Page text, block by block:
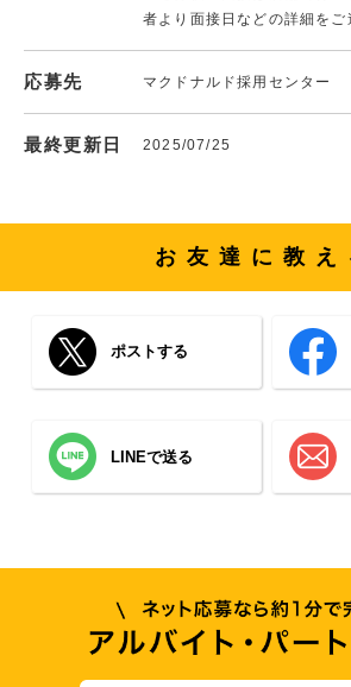
者より面接日などの詳細をご
応募先 マクドナルド採用センター
最終更新日 2025/07/25
お友達に教え
ポストする
LINEで送る